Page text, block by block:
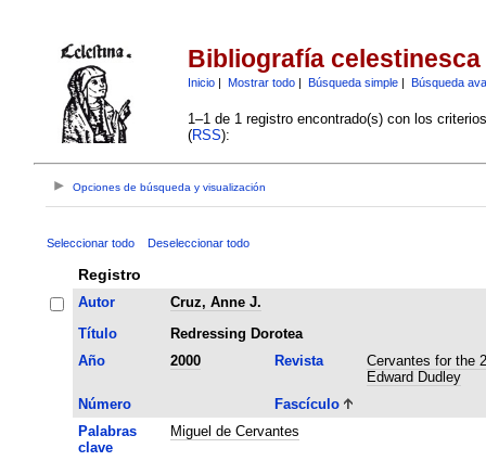
Bibliografía celestinesca
Inicio| Mostrar todo| Búsqueda simple| Búsqueda
1–1 de 1 registro encontrado(s) con los
(RSS):
Opciones de búsqueda y visualización
Seleccionar todo Deseleccionar todo
Registro
Autor
Cruz, Anne J.
Título
Redressing Dorotea
Año
2000 Revista
Cervantes for the
Edward Dudley
Número
Fascículo
Palabras
clave
Miguel de Cervantes